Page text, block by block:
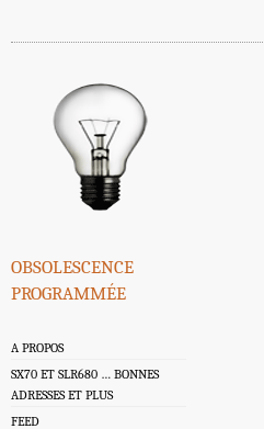
obsolescence
programmée
A PROPOS
SX70 ET SLR680 … BONNES
ADRESSES ET PLUS
FEED